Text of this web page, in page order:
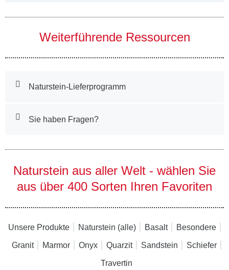
Weiterführende Ressourcen
Naturstein-Lieferprogramm
Sie haben Fragen?
Naturstein aus aller Welt - wählen Sie
aus über 400 Sorten Ihren Favoriten
Unsere Produkte Naturstein (alle) Basalt Besondere
Granit Marmor Onyx Quarzit Sandstein Schiefer
Travertin